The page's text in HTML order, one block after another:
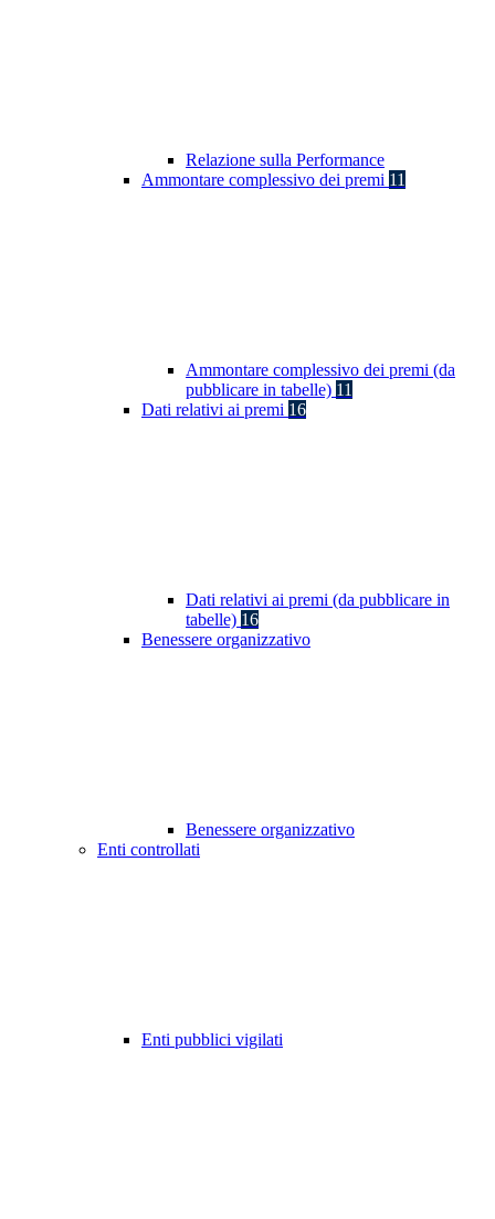
Relazione sulla Performance
Ammontare complessivo dei premi 11
Ammontare complessivo dei premi (da
pubblicare in tabelle) 11
Dati relativi ai premi 16
Dati relativi ai premi (da pubblicare in
tabelle) 16
Benessere organizzativo
Benessere organizzativo
Enti controllati
Enti pubblici vigilati